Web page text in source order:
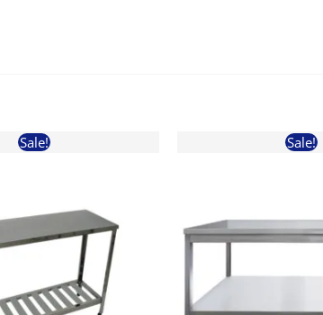
Sale! Sale!